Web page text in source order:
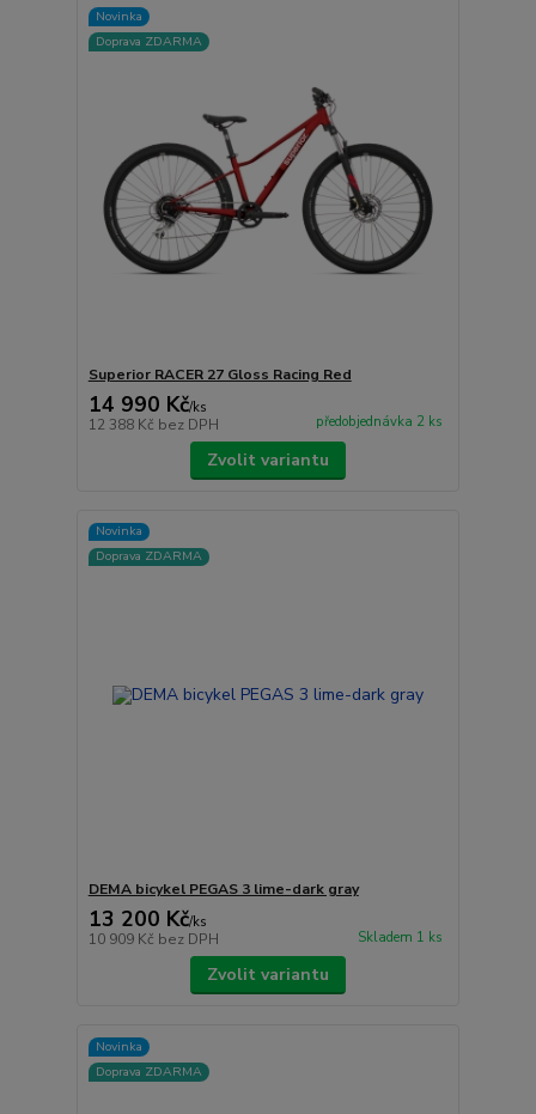
Novinka
Doprava ZDARMA
Superior RACER 27 Gloss Racing Red
14 990 Kč/ks
12 388 Kč bez DPH předobjednávka 2 ks
Zvolit variantu
Novinka
Doprava ZDARMA
DEMA bicykel PEGAS 3 lime-dark gray
13 200 Kč/ks
10 909 Kč bez DPH Skladem 1 ks
Zvolit variantu
Novinka
Doprava ZDARMA